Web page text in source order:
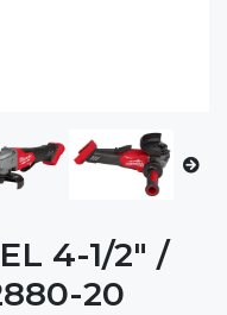
4-1/2" /
20